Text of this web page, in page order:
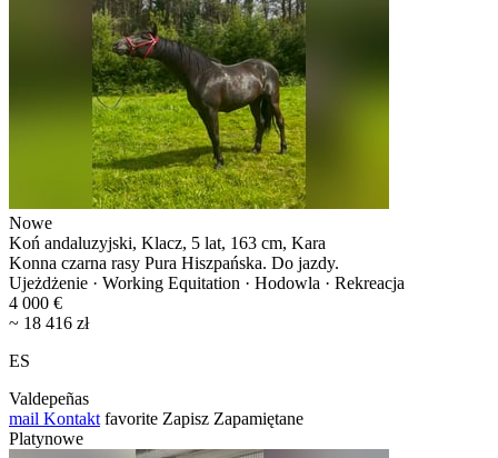
Nowe
Koń andaluzyjski, Klacz, 5 lat, 163 cm, Kara
Konna czarna rasy Pura Hiszpańska. Do jazdy.
Ujeżdżenie · Working Equitation · Hodowla · Rekreacja
4 000 €
~ 18 416 zł
ES
Valdepeñas
mail Kontakt favorite Zapisz Zapamiętane
Platynowe